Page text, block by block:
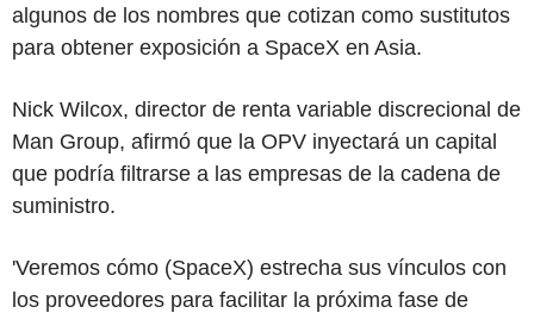
algunos de los nombres que cotizan como sustitutos
para obtener exposición a SpaceX en Asia.
Nick Wilcox, director de renta variable discrecional de
Man Group, afirmó que la OPV inyectará un capital
que podría filtrarse a las empresas de la cadena de
suministro.
'Veremos cómo (SpaceX) estrecha sus vínculos con
los proveedores para facilitar la próxima fase de